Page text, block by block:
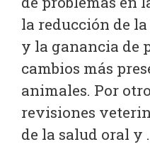
la reducción de
y la ganancia de
cambios más
animales. Por
revisiones
de la salud oral y